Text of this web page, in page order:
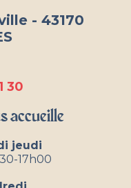
- 43170
30
accueille
jeudi
17h00